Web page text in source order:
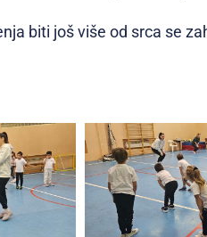
biti još više od srca se